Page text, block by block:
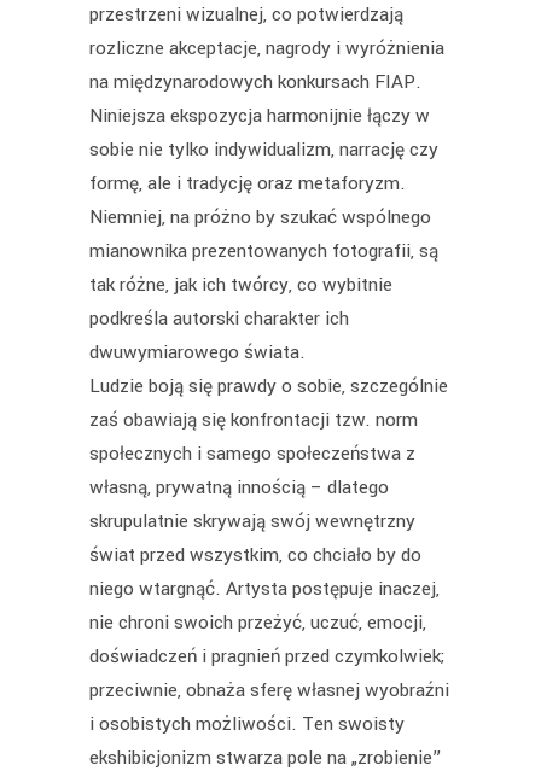
przestrzeni wizualnej, co potwierdzają
rozliczne akceptacje, nagrody i wyróżnienia
na międzynarodowych konkursach FIAP.
Niniejsza ekspozycja harmonijnie łączy w
sobie nie tylko indywidualizm, narrację czy
formę, ale i tradycję oraz metaforyzm.
Niemniej, na próżno by szukać wspólnego
mianownika prezentowanych fotografii, są
tak różne, jak ich twórcy, co wybitnie
podkreśla autorski charakter ich
dwuwymiarowego świata.
Ludzie boją się prawdy o sobie, szczególnie
zaś obawiają się konfrontacji tzw. norm
społecznych i samego społeczeństwa z
własną, prywatną innością – dlatego
skrupulatnie skrywają swój wewnętrzny
świat przed wszystkim, co chciało by do
niego wtargnąć. Artysta postępuje inaczej,
nie chroni swoich przeżyć, uczuć, emocji,
doświadczeń i pragnień przed czymkolwiek;
przeciwnie, obnaża sferę własnej wyobraźni
i osobistych możliwości. Ten swoisty
ekshibicjonizm stwarza pole na „zrobienie”